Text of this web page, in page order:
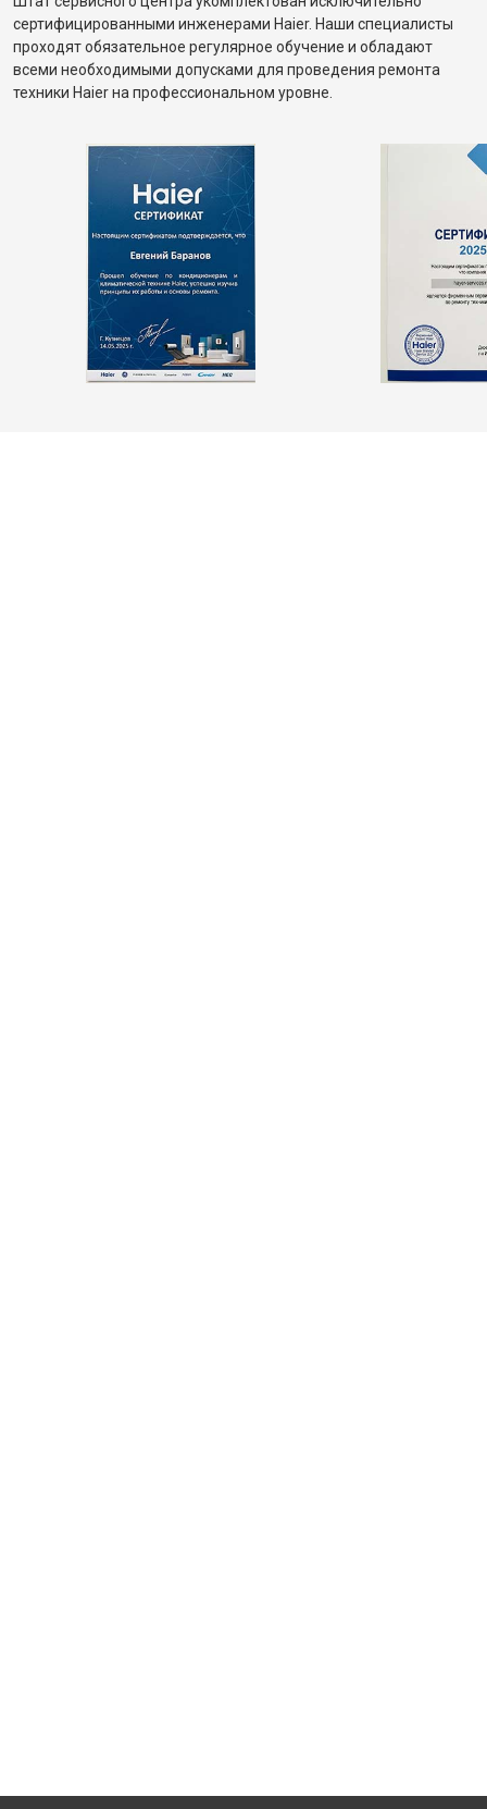
сертифицированными инженерами Haier. Наши специалисты
проходят обязательное регулярное обучение и обладают
всеми необходимыми допусками для проведения ремонта
техники Haier на профессиональном уровне.